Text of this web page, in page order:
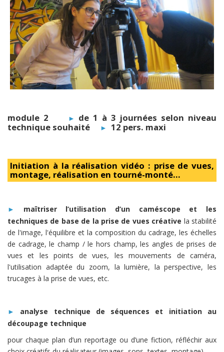
module 2 ►
de 1 à 3 journées selon niveau
technique souhaité
► 12 pers. maxi
Initiation à la réalisation vidéo : prise de vues,
montage, réalisation en tourné-monté...
►
maîtriser l’utilisation d’un caméscope et les
techniques de base de la prise de vues créative la stabilité
de l'image, l'équilibre et la composition du cadrage, les échelles
de cadrage, le champ / le hors champ, les angles de prises de
vues et les points de vues, les mouvements de caméra,
l'utilisation adaptée du zoom, la lumière, la perspective, les
trucages à la prise de vues, etc.
►
analyse technique de séquences et initiation au
découpage technique
pour chaque plan d’un reportage ou d’une fiction, réfléchir aux